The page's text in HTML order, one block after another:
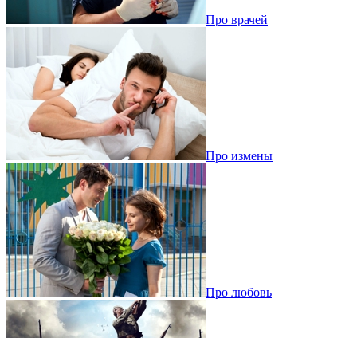
Про врачей
Про измены
Про любовь